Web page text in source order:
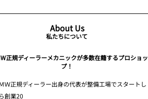
About Us
私たちについて
正規ディーラーメカニックが多数在籍するプロショッ
プ！
Ｗ正規ディーラー出身の代表が整備工場でスタートし
創業20